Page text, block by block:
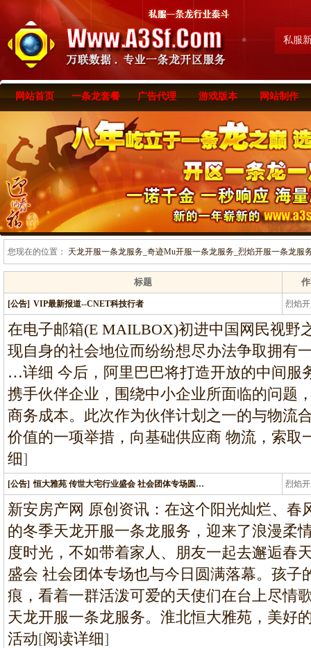
私服
网站首页 一条龙套餐 广告代理 游戏版本 网站制作
您现在的位置： 天龙开服一条龙服务_奇迹Mu开服一条龙服务_烈焰开服一条龙服
标题
[公告] VIP最新报道--CNET科技行者 烈焰
龙
在电子邮箱(E MAILBOX)初进中国网民视野
现自身的社会地位而纷纷想尽办法争取拥有
…详细 今后，阿里巴巴将打造开放的中间服
携手伙伴企业，围绕中小企业所面临的问题
商务成本。此次作为伙伴计划之一的与物流
价值的一项举措，向基础供应商 物流，索取
细]
[公告] 恒大雅苑 传世大宅行业盛会 社会团体专场圆… 烈焰
龙
新安房产网 原创资讯：在这个阳光灿烂、春
的冬季天龙开服一条龙服务，迎来了浪漫柔
度时光，不如带着家人、朋友一起去邂逅春
盛会 社会团体专场也与今日圆满落幕。孩子
痕，看着一群活泼可爱的天使们在台上尽情
天龙开服一条龙服务。淮北恒大雅苑，美好
活动[阅读详细]